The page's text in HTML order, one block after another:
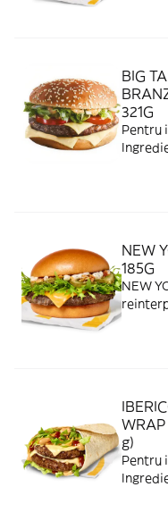
BIG
321G
Pentru
NEW
185G
NEW
vita
pepper
g)
Pentru